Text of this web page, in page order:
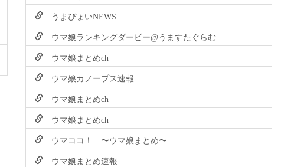
うまぴょいNEWS
ウマ娘ランキングダービー@うますたぐらむ
ウマ娘まとめch
ウマ娘カノープス速報
ウマ娘まとめch
ウマ娘まとめch
ウマココ！ 〜ウマ娘まとめ〜
ウマ娘まとめ速報